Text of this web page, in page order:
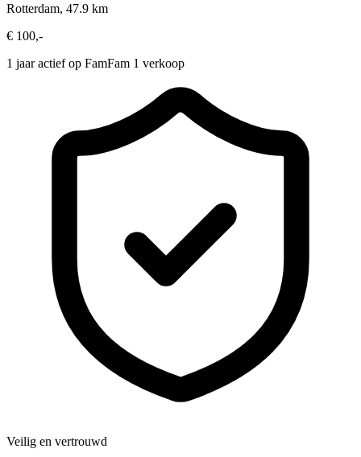
Rotterdam, 47.9 km
€ 100,-
1 jaar actief op FamFam 1 verkoop
Veilig en vertrouwd